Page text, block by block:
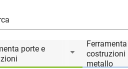
porte e
costruzioni
metallo